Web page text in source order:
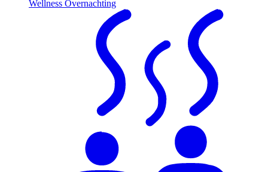
Wellness Overnachting